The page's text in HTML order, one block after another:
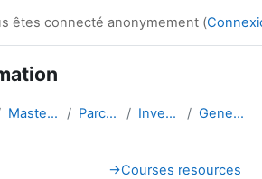
êtes connecté anonymement (
Master Informatique Parcours MOSIG Inverse methods General information
→Courses resources